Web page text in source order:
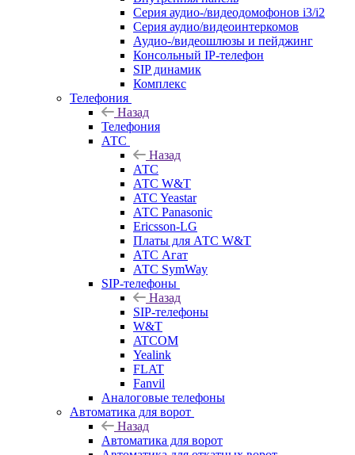
Серия аудио-/видеодомофонов i3/i2
Серия аудио/видеоинтеркомов
Аудио-/видеошлюзы и пейджинг
Консольный IP-телефон
SIP динамик
Комплекс
Телефония
Назад
Телефония
АТС
Назад
АТС
АТС W&T
ATC Yeastar
АТС Panasonic
Ericsson-LG
Платы для АТС W&T
АТС Агат
АТС SymWay
SIP-телефоны
Назад
SIP-телефоны
W&T
ATCOM
Yealink
FLAT
Fanvil
Аналоговые телефоны
Автоматика для ворот
Назад
Автоматика для ворот